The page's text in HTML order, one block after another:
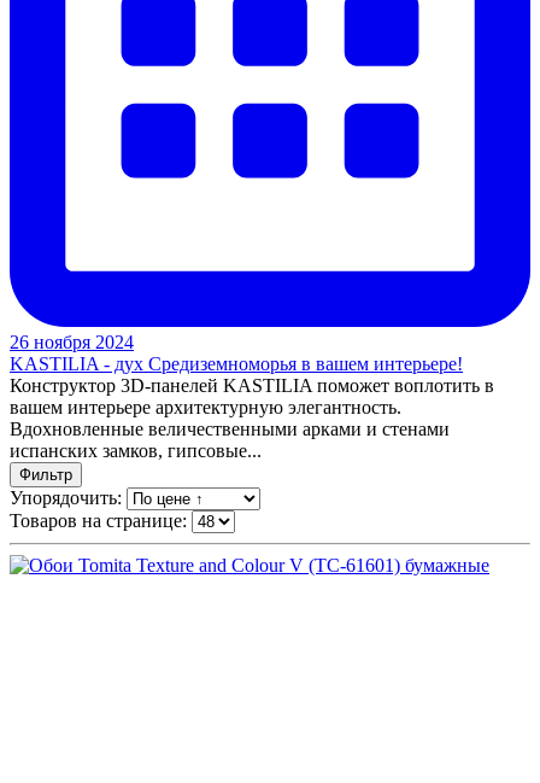
26 ноября 2024
KASTILIA - дух Средиземноморья в вашем интерьере!
Конструктор 3D-панелей KASTILIA поможет воплотить в
вашем интерьере архитектурную элегантность.
Вдохновленные величественными арками и стенами
испанских замков, гипсовые...
Фильтр
Упорядочить:
Товаров на странице: